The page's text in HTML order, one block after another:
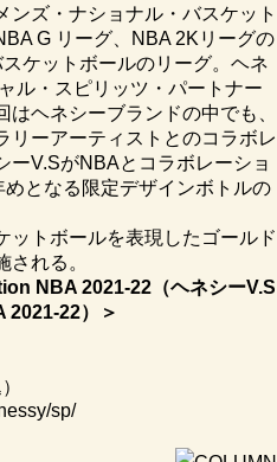
ンズ・ナショナル・バスケット
G リーグ、NBA 2Kリーグの
ケットボールのリーグ。ヘネ
ル・スピリッツ・パートナー
ヘネシーブランドの中でも、
リーアーティストとのコラボレ
ーV.SがNBAとコラボレーショ
となる限定デザインボトルの
ットボールを表現したゴールド
れる。
NBA 2021-22（ヘネシーV.S
2021-22）＞
sp/